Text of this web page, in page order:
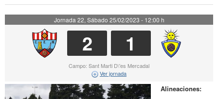
Jornada 22, Sábado 25/02/2023 - 12:00 h
2 1
Campo: Sant Marti D\'es Mercadal
Ver jornada
Alineaciones: